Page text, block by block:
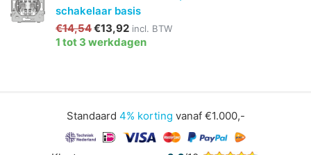
schakelaar basis
€14,54€13,92 incl. BTW
1 tot 3 werkdagen
Standaard 4% korting vanaf €1.000,-